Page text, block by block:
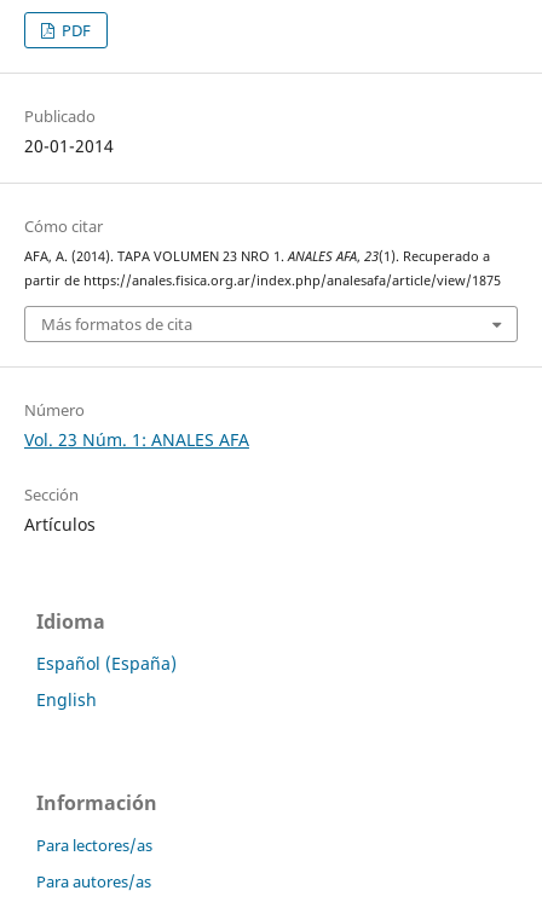
PDF
Publicado
20-01-2014
Cómo citar
AFA, A. (2014). TAPA VOLUMEN 23 NRO 1.ANALES AFA, 23(1). Recuperado a
partir de https://anales.fisica.org.ar/index.php/analesafa/article/view/1875
Más formatos de cita
Número
Vol. 23 Núm. 1: ANALES AFA
Sección
Artículos
Idioma
Español (España)
English
Información
Para lectores/as
Para autores/as